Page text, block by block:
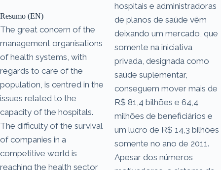
Resumo (EN)
The great concern of the
management organisations
of health systems, with
regards to care of the
population, is centred in the
issues related to the
capacity of the hospitals.
The difficulty of the survival
of companies in a
competitive world is
reaching the health sector
hospitais e administradoras
de planos de saúde vêm
deixando um mercado, que
somente na iniciativa
privada, designada como
saúde suplementar,
conseguem mover mais de
R$ 81,4 bilhões e 64,4
milhões de beneficiários e
um lucro de R$ 14,3 bilhões
somente no ano de 2011.
Apesar dos números